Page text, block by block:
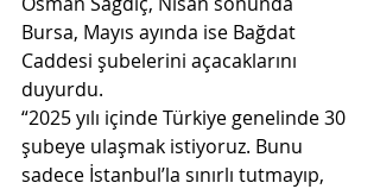
Bursa, Mayıs ayında ise Bağdat
Caddesi şubelerini açacaklarını
duyurdu.
“2025 yılı içinde Türkiye genelinde 30
şubeye ulaşmak istiyoruz. Bunu
sadece İstanbul’la sınırlı tutmayıp,